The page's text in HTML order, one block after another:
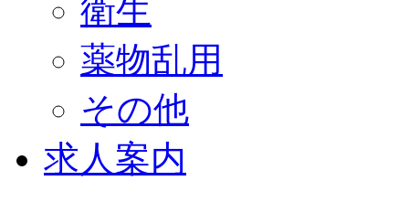
衛生
薬物乱用
その他
求人案内